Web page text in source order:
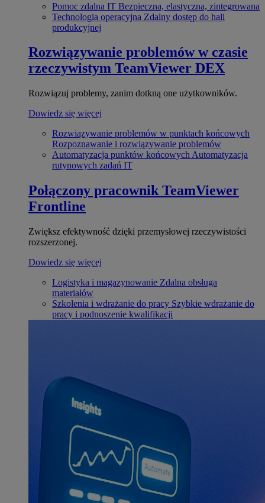
Pomoc zdalna IT Bezpieczna, elastyczna, zintegrowana
Technologia operacyjna Zdalny dostęp do hali
produkcyjnej
Rozwiązywanie problemów w czasie
rzeczywistym TeamViewer DEX
Rozwiązuj problemy, zanim dotkną one użytkowników.
Dowiedz się więcej
Rozwiązywanie problemów w punktach końcowych
Rozpoznawanie i rozwiązywanie problemów
Automatyzacja punktów końcowych Automatyzacja
rutynowych zadań IT
Połączony pracownik TeamViewer
Frontline
Zwiększ efektywność dzięki przemysłowej rzeczywistości
rozszerzonej.
Dowiedz się więcej
Logistyka i magazynowanie Zdalna obsługa
materiałów
Szkolenia i wdrażanie do pracy Szybkie wdrażanie do
pracy i podnoszenie kwalifikacji